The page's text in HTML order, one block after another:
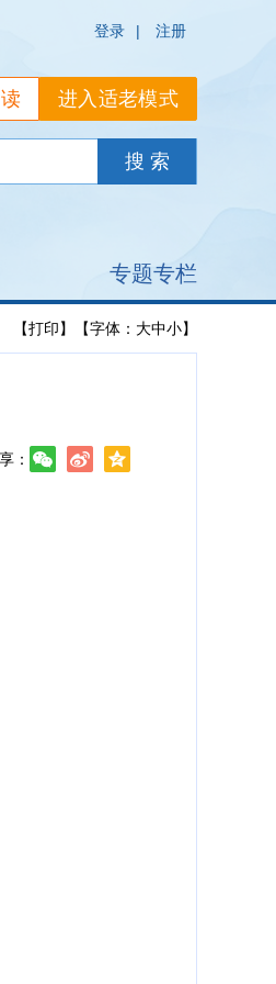
登录 | 注册
进入适老模式
专题专栏
【打印】 【字体： 大中小】
：